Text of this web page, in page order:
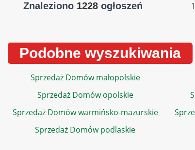
Znaleziono 1228 ogłoszeń
Podobne wyszukiwania
Sprzedaż Domów małopolskie
Sprzedaż Domów opolskie
Sprzedaż Domów warmińsko-mazurskie
Sprzedaż Domów podlaskie